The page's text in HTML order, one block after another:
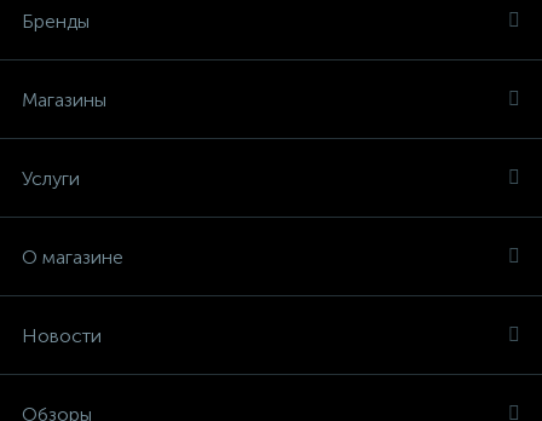
Бренды
Магазины
Услуги
О магазине
Новости
Обзоры